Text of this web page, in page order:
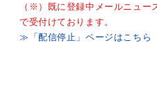
（※）既に登録中メールニュー
で受付けております。
≫「配信停止」ページはこちら